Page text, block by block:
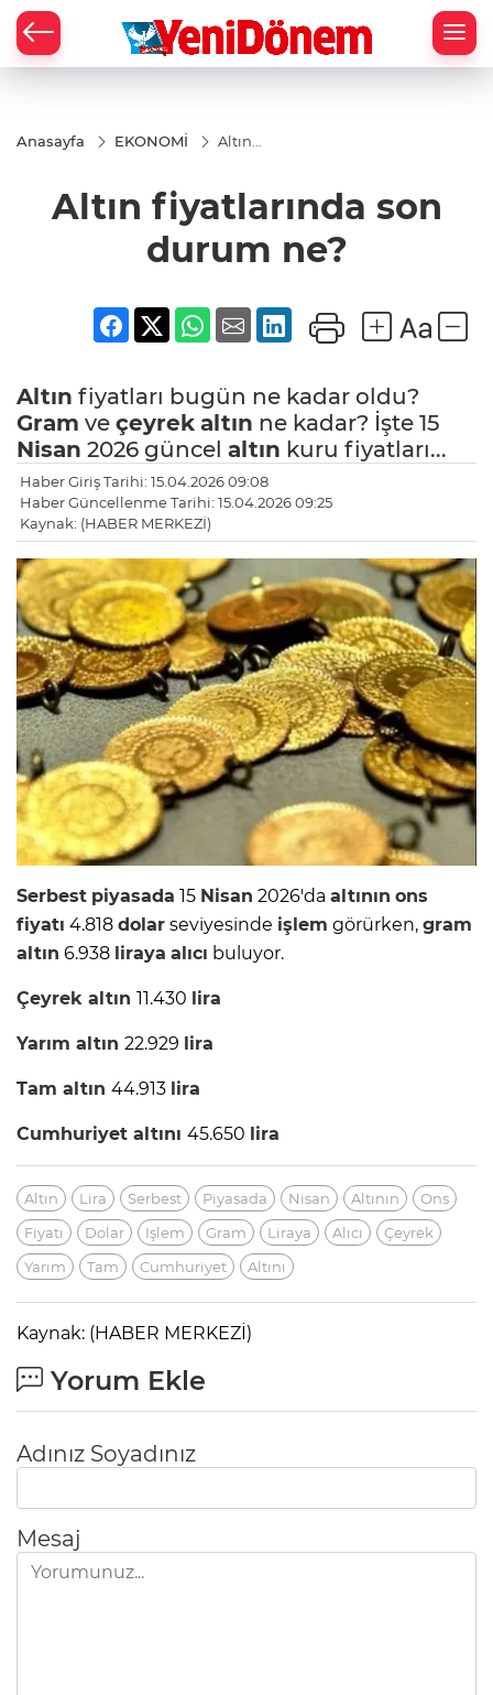
Anasayfa EKONOMİ
Altın
ne?
Altın fiyatlarında son
durum ne?
Altın fiyatları bugün ne kadar oldu?
Gram ve çeyrek altın ne kadar? İşte 15
Nisan 2026 güncel altın kuru fiyatları...
Haber Giriş Tarihi: 15.04.2026 09:08
Haber Güncellenme Tarihi: 15.04.2026 09:25
Kaynak: (HABER MERKEZİ)
Serbest piyasada 15 Nisan 2026'da altının ons
fiyatı 4.818 dolar seviyesinde işlem görürken, gram
altın 6.938 liraya alıcı buluyor.
Çeyrek altın 11.430 lira
Yarım altın 22.929 lira
Tam altın 44.913 lira
Cumhuriyet altını 45.650 lira
Altın Lira Serbest Piyasada Nisan Altının
Ons
Fiyatı
Dolar Işlem Gram Liraya Alıcı
Çeyrek
Yarım
Tam Cumhuriyet Altını
Kaynak: (HABER MERKEZİ)
Yorum Ekle
Adınız Soyadınız
Mesaj